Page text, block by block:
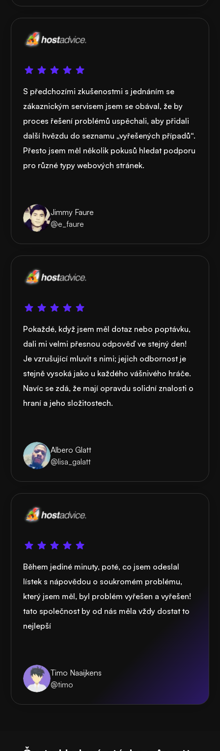
S předchozími zkušenostmi s jednáním se
zákaznickým servisem jsem se obával, že by
proces řešení problémů uspěchali, aby přidali
další hvězdu do seznamu „vyřešených případů“.
Přesto jsem měl několik pokusů hledat podporu
pro různé typy webových stránek.
Jimmy Faure
@e_faure
Pokaždé, když jsem měl dotaz nebo poptávku,
dali mi velmi přesnou odpověď ve stejný den!
Je vzrušující mluvit s nimi; jejich odbornost je
stejně vysoká jako u každého vášnivého hráče.
Navíc se zdá, že mají opravdu solidní znalosti o
hraní a jeho složitostech.
Albero Glatt
@lisa_galatt
Během jediné minuty, poté, co jsem odeslal
lístek s nápovědou o soukromém problému,
který jsem měl, byl problém vyřešen a vyřešen!
tato společnost by od nás měla vždy dostat to
nejlepší
Timo Naaijkens
@timo